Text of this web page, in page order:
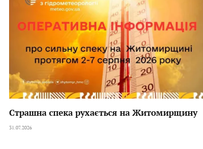
Страшна спека рухається на Житомирщину
31.07.2026